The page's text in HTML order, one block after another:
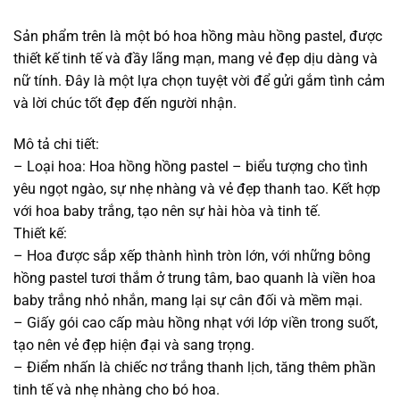
Sản phẩm trên là một bó hoa hồng màu hồng pastel, được
thiết kế tinh tế và đầy lãng mạn, mang vẻ đẹp dịu dàng và
nữ tính. Đây là một lựa chọn tuyệt vời để gửi gắm tình cảm
và lời chúc tốt đẹp đến người nhận.
Mô tả chi tiết:
– Loại hoa: Hoa hồng hồng pastel – biểu tượng cho tình
yêu ngọt ngào, sự nhẹ nhàng và vẻ đẹp thanh tao. Kết hợp
với hoa baby trắng, tạo nên sự hài hòa và tinh tế.
Thiết kế:
– Hoa được sắp xếp thành hình tròn lớn, với những bông
hồng pastel tươi thắm ở trung tâm, bao quanh là viền hoa
baby trắng nhỏ nhắn, mang lại sự cân đối và mềm mại.
– Giấy gói cao cấp màu hồng nhạt với lớp viền trong suốt,
tạo nên vẻ đẹp hiện đại và sang trọng.
– Điểm nhấn là chiếc nơ trắng thanh lịch, tăng thêm phần
tinh tế và nhẹ nhàng cho bó hoa.